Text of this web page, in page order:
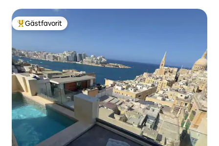
Populär gästfavorit
Gästfavorit